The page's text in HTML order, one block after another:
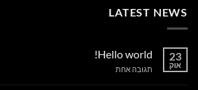
LATEST NEWS
23
אוק
Hello world!
תגובה אחתעל